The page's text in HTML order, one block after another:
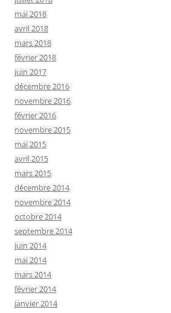
mai 2018
avril 2018
mars 2018
février 2018
juin 2017
décembre 2016
novembre 2016
février 2016
novembre 2015
mai 2015
avril 2015
mars 2015
décembre 2014
novembre 2014
octobre 2014
septembre 2014
juin 2014
mai 2014
mars 2014
février 2014
janvier 2014